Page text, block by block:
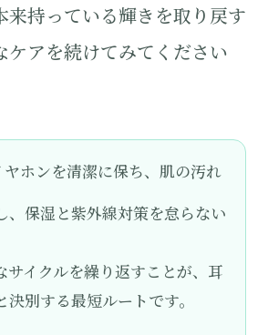
来持っている輝きを取り戻す
ケアを続けてみてください
ホンを清潔に保ち、肌の汚れ
、保湿と紫外線対策を怠らない
サイクルを繰り返すことが、耳
別する最短ルートです。